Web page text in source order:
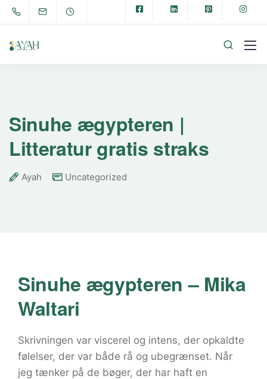
Sinuhe ægypteren |
Litteratur gratis straks
Ayah Uncategorized
Sinuhe ægypteren – Mika
Waltari
Skrivningen var viscerel og intens, der opkaldte
følelser, der var både rå og ubegrænset. Når
jeg tænker på de bøger, der har haft en